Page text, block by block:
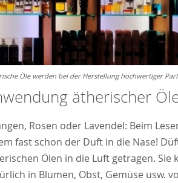
Öle werden bei der Herstellung hochwertiger
ätherischer
Rosen oder Lavendel: Beim
fast schon der Duft in die Nase!
Ölen in die Luft getragen. Sie
in Blumen, Obst, Gemüse usw.